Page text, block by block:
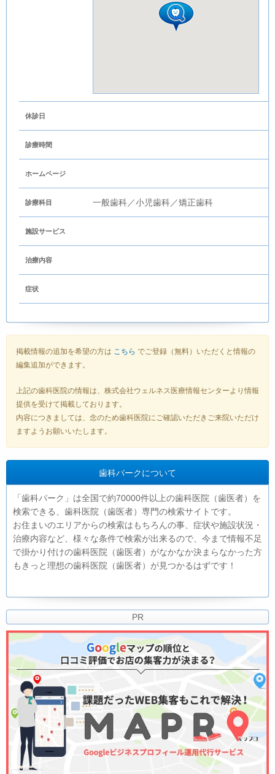
休診日
診療時間
ホームページ
診療科目 一般歯科／小児歯科／矯正歯科
施設サービス
治療内容
症状
掲載情報の追加を希望の方は こちら でご登録（無料）いただくと情報の
編集追加ができます。
上記の歯科医院の情報は、株式会社ウェルネス医療情報センターより情報
提供を受けて掲載しております。
内容につきましては、念のため歯科医院にご確認いただきご来院いただけ
ますようお願いいたします。
歯科パークについて
「歯科パーク」は全国で約70000件以上の歯科医院（歯医者）を
検索できる、歯科医院（歯医者）専門の検索サイトです。
お住まいのエリアからの検索はもちろんの事、症状や施設状況・
治療内容など、様々な条件で検索が出来るので、今まで情報不足
で掛かり付けの歯科医院（歯医者）がなかなか決まらなかった方
もきっと理想の歯科医院（歯医者）が見つかるはずです！
PR